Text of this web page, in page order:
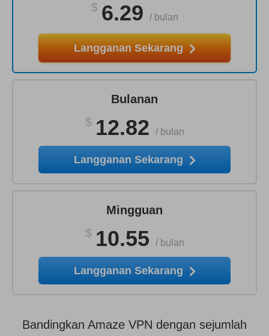
$ 6.29 / bulan
Langganan Sekarang
Bulanan
$ 12.82 / bulan
Langganan Sekarang
Mingguan
$ 10.55 / bulan
Langganan Sekarang
Bandingkan Amaze VPN dengan sejumlah